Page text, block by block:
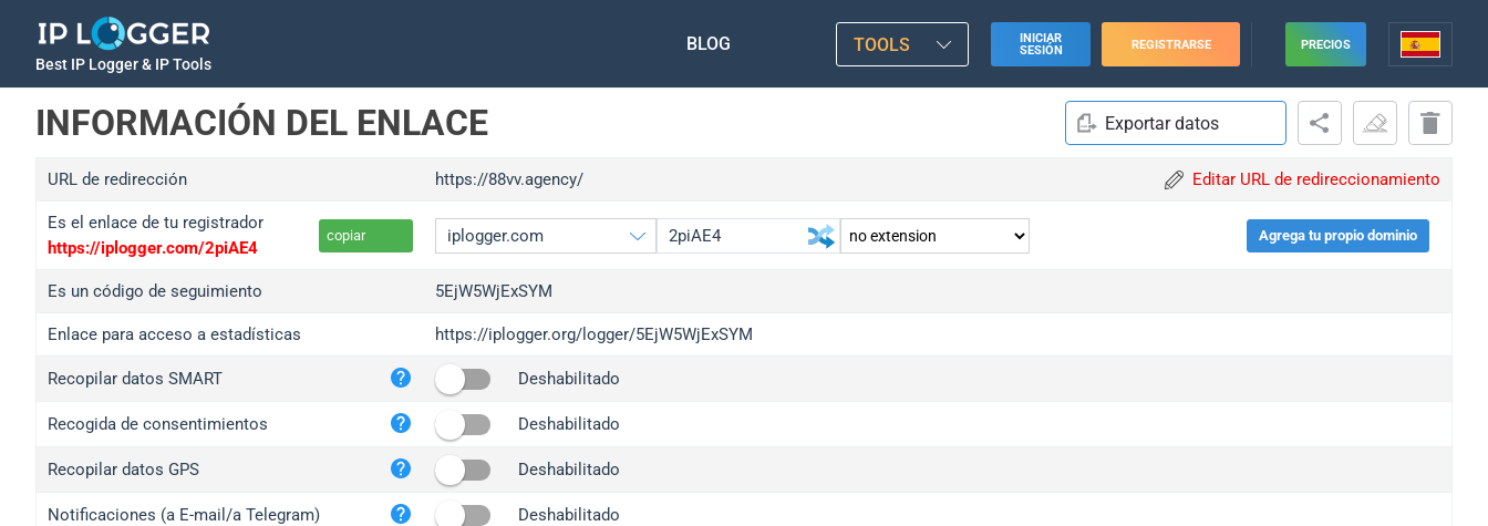
Best IP Logger & IP Tools
BLOG TOOLS
INICIAR
SESIÓN
REGISTRARSE PRECIOS
INFORMACIÓN DEL ENLACE Exportar datos
URL de redirección https://88vv.agency/ Editar URL de redireccionamiento
Es el enlace de tu registrador
https://iplogger.com/2piAE4
copiar
iplogger.org
wl.gl
ed.tc
iplogger.com
Agrega tu propio dominio
Es un código de seguimiento 5EjW5WjExSYM
Enlace para acceso a estadísticas https://iplogger.org/logger/5EjW5WjExSYM
Recopilar datos SMART Deshabilitado
Recogida de consentimientos Deshabilitado
Recopilar datos GPS Deshabilitado
Notificaciones (a E-mail/a Telegram) Deshabilitado